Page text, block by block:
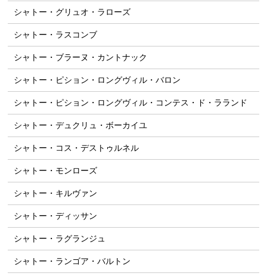
シャトー・グリュオ・ラローズ
シャトー・ラスコンブ
シャトー・ブラーヌ・カントナック
シャトー・ピション・ロングヴィル・バロン
シャトー・ピション・ロングヴィル・コンテス・ド・ラランド
シャトー・デュクリュ・ボーカイユ
シャトー・コス・デストゥルネル
シャトー・モンローズ
シャトー・キルヴァン
シャトー・ディッサン
シャトー・ラグランジュ
シャトー・ランゴア・バルトン